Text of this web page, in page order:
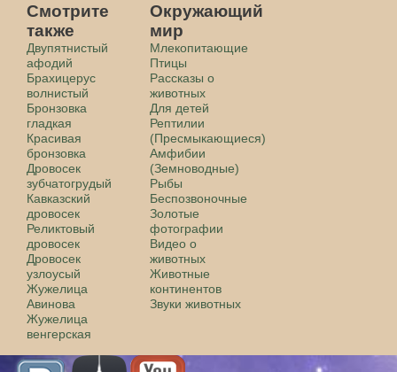
Смотрите
также
Двупятнистый
афодий
Брахицерус
волнистый
Бронзовка
гладкая
Красивая
бронзовка
Дровосек
зубчатогрудый
Кавказский
дровосек
Реликтовый
дровосек
Дровосек
узлоусый
Жужелица
Авинова
Жужелица
венгерская
Окружающий
мир
Млекопитающие
Птицы
Рассказы о
животных
Для детей
Рептилии
(Пресмыкающиеся)
Амфибии
(Земноводные)
Рыбы
Беспозвоночные
Золотые
фотографии
Видео о
животных
Животные
континентов
Звуки животных